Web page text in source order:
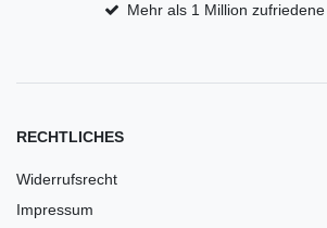
Mehr als 1 Million
RECHTLICHES
Widerrufsrecht
Impressum